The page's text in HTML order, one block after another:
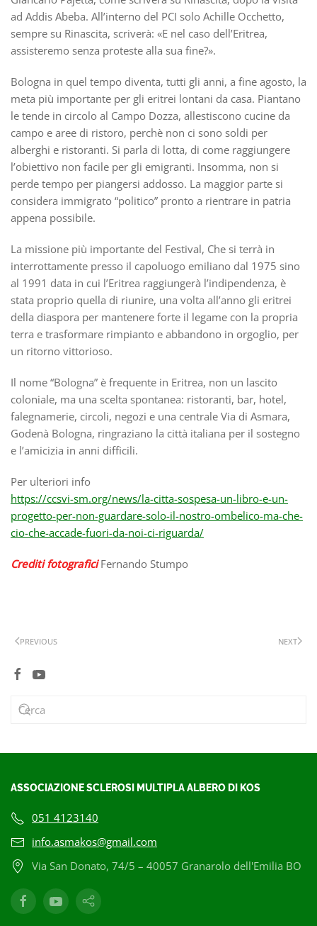
ad Addis Abeba. All’interno del PCI solo Achille Occhetto,
sempre su Rinascita, scriverà: «E nel caso dell’Eritrea,
assisteremo senza proteste alla sua fine?».
Bologna in quel tempo diventa, tutti gli anni, a fine agosto, la
meta più importante per gli eritrei lontani da casa. Piantano
le tende in circolo al Campo Dozza, allestiscono cucine da
campo e aree di ristoro, perchè non ci sono soldi per
alberghi e ristoranti. Si parla di lotta, di come raggiungere
l’obiettivo non facile per gli emigranti. Insomma, non si
perde tempo per piangersi addosso. La maggior parte si
considera immigrato “politico” pronto a rientrare in patria
appena possibile.
La missione più importante del Festival, Che si terrà in
interrottamente presso il capoluogo emiliano dal 1975 sino
al 1991 data in cui l’Eritrea raggiungerà l’indipendenza, è
stata proprio quella di riunire, una volta all’anno gli eritrei
della diaspora per mantenere forte il legame con la propria
terra e trasformare rimpianto e abbandono in orgoglio, per
un ritorno vittorioso.
Il nome “Bologna” è frequente in Eritrea, non un lascito
coloniale, ma una scelta spontanea: ristoranti, bar, hotel,
falegnamerie, circoli, negozi e una centrale Via di Asmara,
Godenà Bologna, ringraziano la città italiana per il sostegno
e l’amicizia in anni difficili.
Per ulteriori info
https://ccsvi-sm.org/news/la-citta-sospesa-un-libro-e-un-
progetto-per-non-guardare-solo-il-nostro-ombelico-ma-che-
cio-che-accade-fuori-da-noi-ci-riguarda/
Crediti fotograficiFernando Stumpo
PREVIOUS NEXT
ASSOCIAZIONE SCLEROSI MULTIPLA ALBERO DI KOS
051 4123140
info.asmakos@gmail.com
Via San Donato, 74/5 – 40057 Granarolo dell'Emilia BO